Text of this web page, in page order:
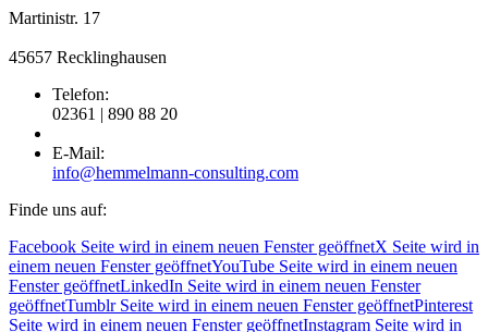
Martinistr. 17
45657 Recklinghausen
Telefon:
02361 | 890 88 20
E-Mail:
info@hemmelmann-consulting.com
Finde uns auf:
Facebook Seite wird in einem neuen Fenster geöffnetX Seite wird in
einem neuen Fenster geöffnetYouTube Seite wird in einem neuen
Fenster geöffnetLinkedIn Seite wird in einem neuen Fenster
geöffnetTumblr Seite wird in einem neuen Fenster geöffnetPinterest
Seite wird in einem neuen Fenster geöffnetInstagram Seite wird in